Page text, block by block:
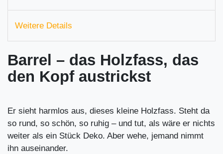
Weitere Details
Barrel – das Holzfass, das
den Kopf austrickst
Er sieht harmlos aus, dieses kleine Holzfass. Steht da
so rund, so schön, so ruhig – und tut, als wäre er nichts
weiter als ein Stück Deko. Aber wehe, jemand nimmt
ihn auseinander.